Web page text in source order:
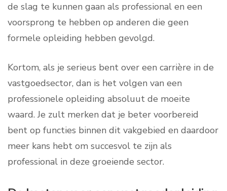
de slag te kunnen gaan als professional en een
voorsprong te hebben op anderen die geen
formele opleiding hebben gevolgd.
Kortom, als je serieus bent over een carrière in de
vastgoedsector, dan is het volgen van een
professionele opleiding absoluut de moeite
waard. Je zult merken dat je beter voorbereid
bent op functies binnen dit vakgebied en daardoor
meer kans hebt om succesvol te zijn als
professional in deze groeiende sector.